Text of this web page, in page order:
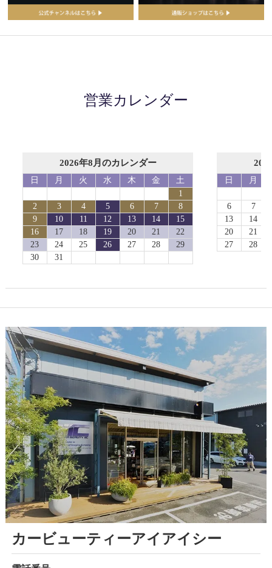
営業カレンダー
2026年8月のカレンダー
日 月 火 水 木 金
土
1
2
3 4 5 6 7
8
9
10 11 12 13 14
15
16
17 18 19 20 21
22
23
24 25 26 27 28
29
30
31
日 月
6
7
13
14
20
21
27
28
カービューティーアイアイシー